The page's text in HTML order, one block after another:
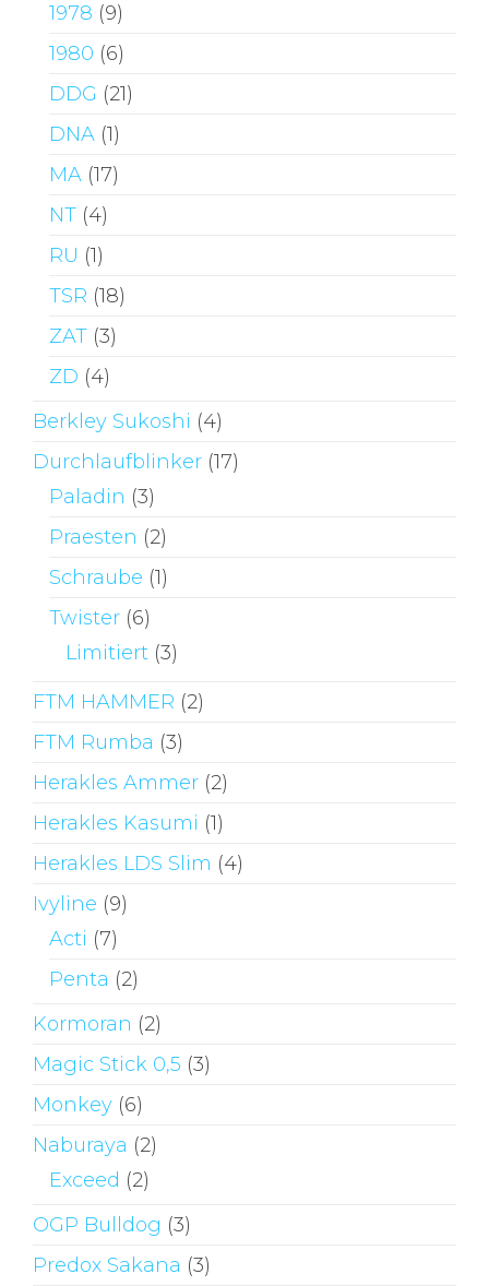
1978 (9)
1980 (6)
DDG (21)
DNA (1)
MA (17)
NT (4)
RU (1)
TSR (18)
ZAT (3)
ZD (4)
Berkley Sukoshi (4)
Durchlaufblinker (17)
Paladin (3)
Praesten (2)
Schraube (1)
Twister (6)
Limitiert (3)
FTM HAMMER (2)
FTM Rumba (3)
Herakles Ammer (2)
Herakles Kasumi (1)
Herakles LDS Slim (4)
Ivyline (9)
Acti (7)
Penta (2)
Kormoran (2)
Magic Stick 0,5 (3)
Monkey (6)
Naburaya (2)
Exceed (2)
OGP Bulldog (3)
Predox Sakana (3)